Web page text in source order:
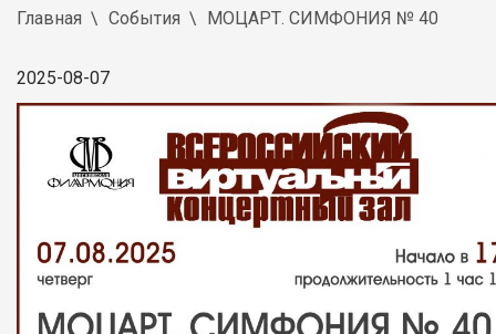
Главная События МОЦАРТ. СИМФОНИЯ № 40
2025-08-07